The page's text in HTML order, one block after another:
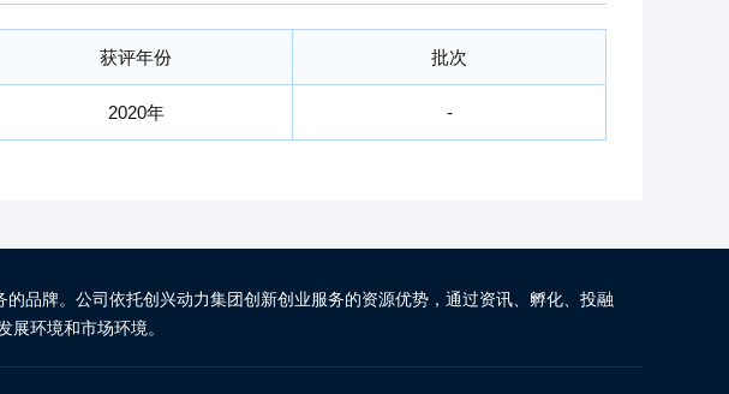
获评年份 批次
2020年 -
品牌。公司依托创兴动力集团创新创业服务的资源优势，通过资讯、孵化、投融
环境和市场环境。